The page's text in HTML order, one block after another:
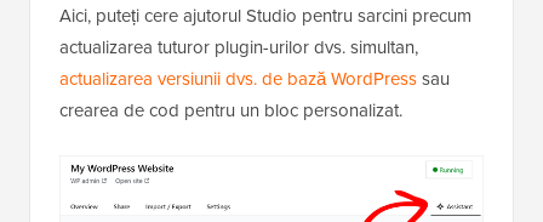
Aici, puteți cere ajutorul Studio pentru sarcini precum
actualizarea tuturor plugin-urilor dvs. simultan,
actualizarea versiunii dvs. de bază WordPresssau
crearea de cod pentru un bloc personalizat.